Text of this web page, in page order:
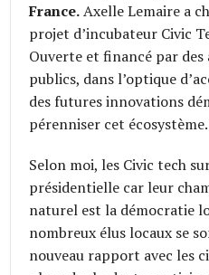
France.Axelle Lemaire a
projet d’incubateur Civic
Ouverte et financé par
publics, dans l’optique
des futures innovations
pérenniser cet écosystème.
Selon moi, les Civic tech
présidentielle car leur
naturel est la démocratie
nombreux élus locaux se
nouveau rapport avec les